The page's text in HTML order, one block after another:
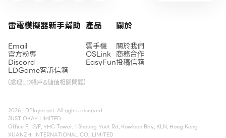
雷電模擬器新手幫助
Email
官方粉專
Discord
LDGame客訴信箱
(處理LD帳戶&儲值相關問題)
產品
雲手機
OSLink
EasyFun
關於
關於我們
商務合作
投稿信箱
2026 LDPlayer.net. All rights reserved.
JUST OKAY LIMITED
Office F, 12/F, YHC Tower, 1 Sheung Yuet Rd, Kowloon Bay, KLN, Hong Kong
XUANZHI INTERNATIONAL CO., LIMITED